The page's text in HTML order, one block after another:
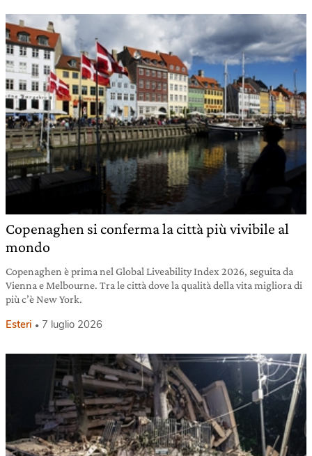
Copenaghen si conferma la città più vivibile al
mondo
Copenaghen è prima nel Global Liveability Index 2026, seguita da
Vienna e Melbourne. Tra le città dove la qualità della vita migliora di
più c’è New York.
Esteri 7 luglio 2026